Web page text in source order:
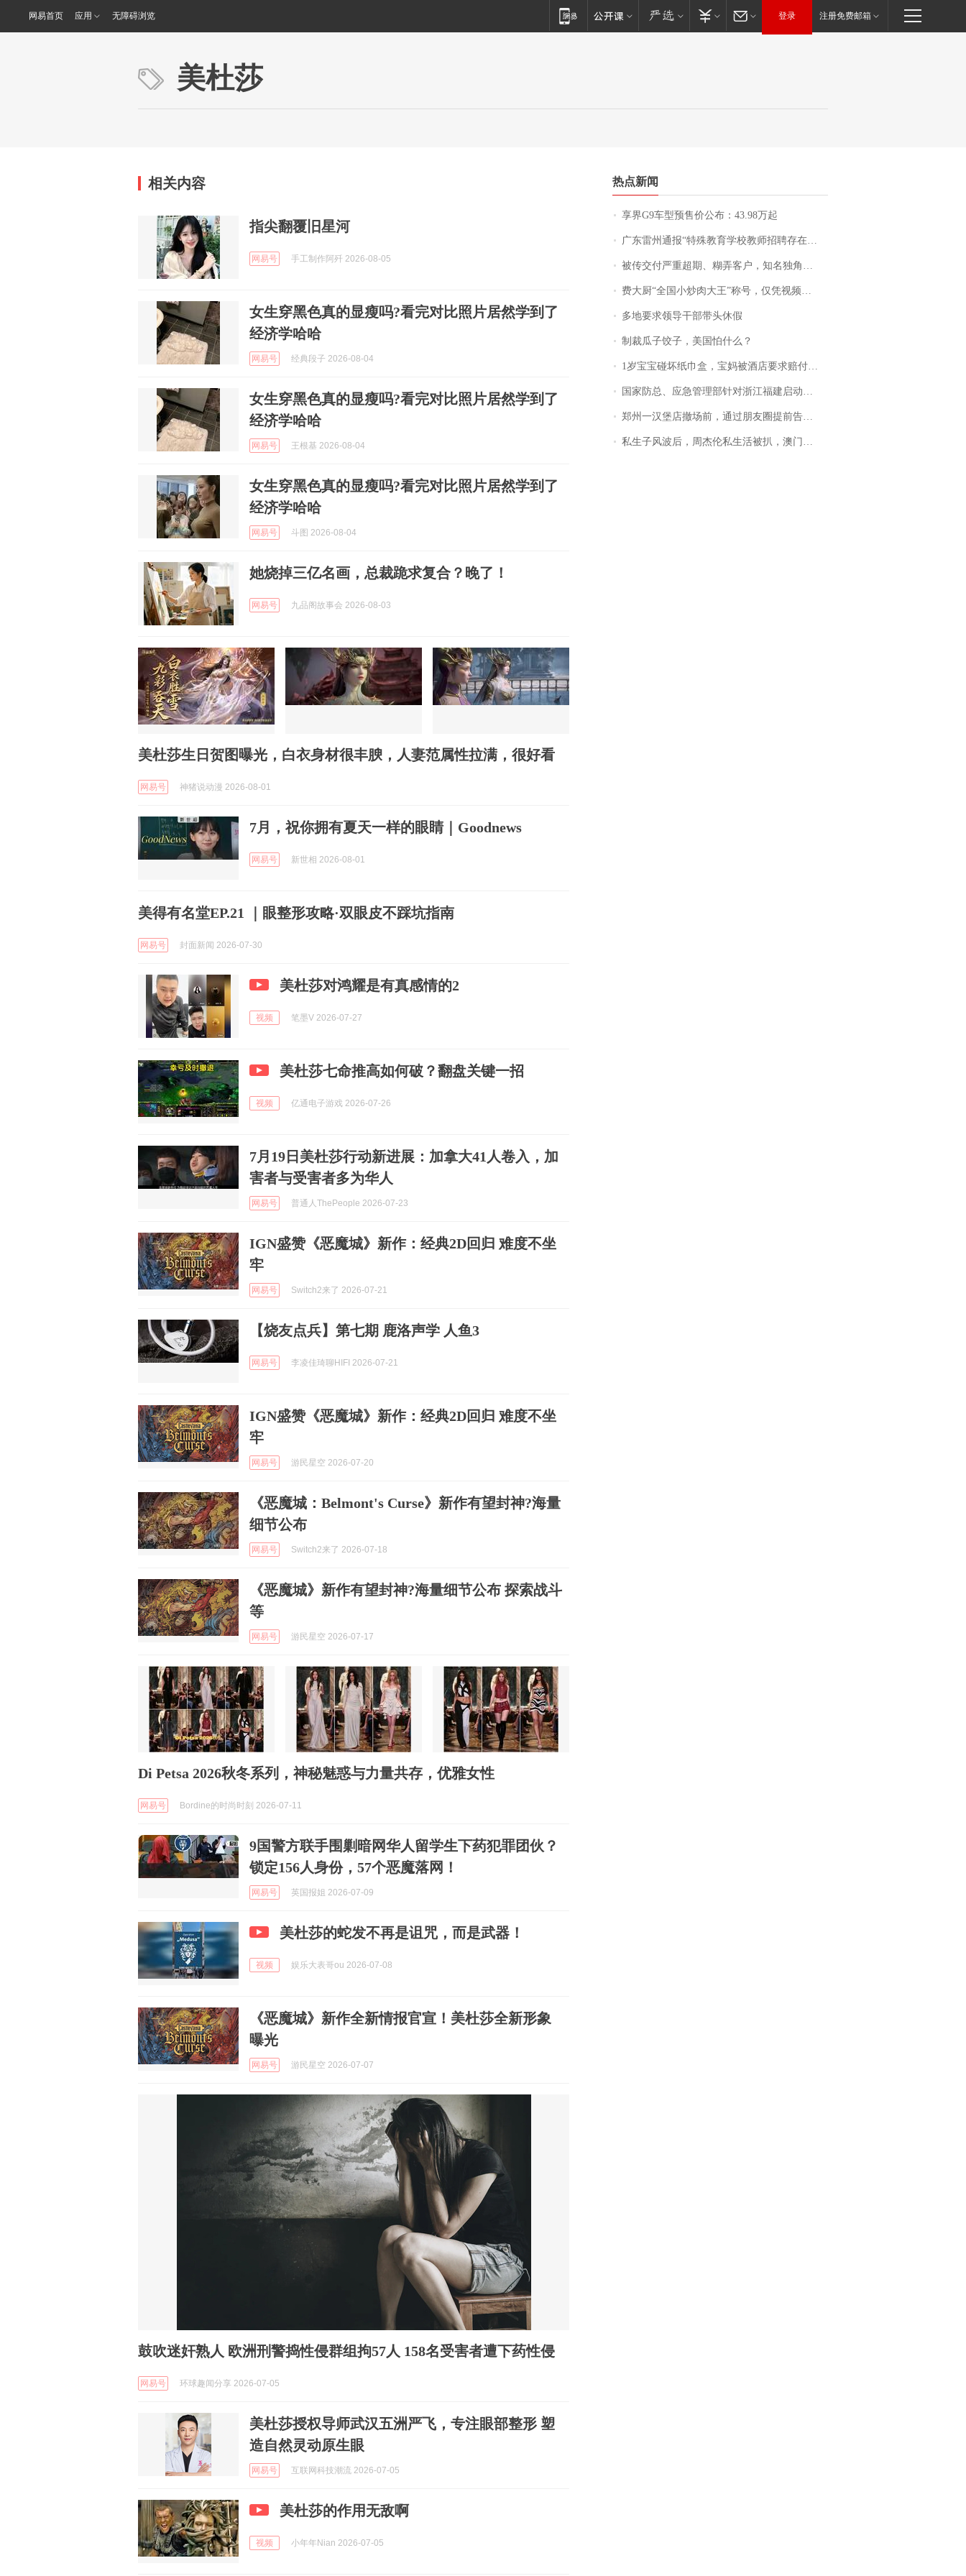
网易首页 应用 无障碍浏览 登录 注册免费邮箱
美杜莎
相关内容
指尖翻覆旧星河
网易号 手工制作阿歼 2026-08-05
女生穿黑色真的显瘦吗?看完对比照片居然学到了
经济学哈哈
网易号 经典段子 2026-08-04
女生穿黑色真的显瘦吗?看完对比照片居然学到了
经济学哈哈
网易号 王根基 2026-08-04
女生穿黑色真的显瘦吗?看完对比照片居然学到了
经济学哈哈
网易号 斗图 2026-08-04
她烧掉三亿名画，总裁跪求复合？晚了！
网易号 九品阁故事会 2026-08-03
美杜莎生日贺图曝光，白衣身材很丰腴，人妻范属性拉满，很好看
网易号 神猪说动漫 2026-08-01
7月，祝你拥有夏天一样的眼睛｜Goodnews
网易号 新世相 2026-08-01
美得有名堂EP.21 ｜眼整形攻略·双眼皮不踩坑指南
网易号 封面新闻 2026-07-30
美杜莎对鸿耀是有真感情的2
视频 笔墨V 2026-07-27
美杜莎七命推高如何破？翻盘关键一招
视频 亿通电子游戏 2026-07-26
7月19日美杜莎行动新进展：加拿大41人卷入，加
害者与受害者多为华人
网易号 普通人ThePeople 2026-07-23
IGN盛赞《恶魔城》新作：经典2D回归 难度不坐
牢
网易号 Switch2来了 2026-07-21
【烧友点兵】第七期 鹿洛声学 人鱼3
网易号 李凌佳琦聊HIFI 2026-07-21
IGN盛赞《恶魔城》新作：经典2D回归 难度不坐
牢
网易号 游民星空 2026-07-20
《恶魔城：Belmont's Curse》新作有望封神?海量
细节公布
网易号 Switch2来了 2026-07-18
《恶魔城》新作有望封神?海量细节公布 探索战斗
等
网易号 游民星空 2026-07-17
Di Petsa 2026秋冬系列，神秘魅惑与力量共存，优雅女性
网易号 Bordine的时尚时刻 2026-07-11
9国警方联手围剿暗网华人留学生下药犯罪团伙？
锁定156人身份，57个恶魔落网！
网易号 英国报姐 2026-07-09
美杜莎的蛇发不再是诅咒，而是武器！
视频 娱乐大表哥ou 2026-07-08
《恶魔城》新作全新情报官宣！美杜莎全新形象
曝光
网易号 游民星空 2026-07-07
鼓吹迷奸熟人 欧洲刑警捣性侵群组拘57人 158名受害者遭下药性侵
网易号 环球趣闻分享 2026-07-05
美杜莎授权导师武汉五洲严飞，专注眼部整形 塑
造自然灵动原生眼
网易号 互联网科技潮流 2026-07-05
美杜莎的作用无敌啊
视频 小年年Nian 2026-07-05
热点新闻
享界G9车型预售价公布：43.98万起
广东雷州通报“特殊教育学校教师招聘存在违规行为”：已启动问责程序 副校长被停职
被传交付严重超期、糊弄客户，知名独角兽车企创始人回应：都没证据，将依法采取措施，“本人长期与美国交管局保持沟通，对方表示肯定”
费大厨“全国小炒肉大王”称号，仅凭视频评出？中国烹饪协会回应
多地要求领导干部带头休假
制裁瓜子饺子，美国怕什么？
1岁宝宝碰坏纸巾盒，宝妈被酒店要求赔付924元！三亚一酒店回复：骨瓷定制！网友一查价格，吵翻了
国家防总、应急管理部针对浙江福建启动防汛防台风四级应急响应
郑州一汉堡店撤场前，通过朋友圈提前告知逐一退费，有顾客仅剩1元也全被退回，分文不少；顾客：言而有信，让人感动
私生子风波后，周杰伦私生活被扒，澳门输10亿传闻早已经水落石出